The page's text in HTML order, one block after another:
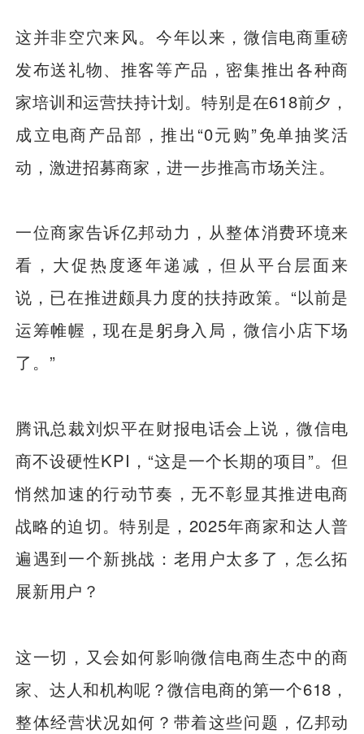
这并非空穴来风。今年以来，微信电商重磅
发布送礼物、推客等产品，密集推出各种商
家培训和运营扶持计划。特别是在618前夕，
成立电商产品部，推出“0元购”免单抽奖活
动，激进招募商家，进一步推高市场关注。
一位商家告诉亿邦动力，从整体消费环境来
看，大促热度逐年递减，但从平台层面来
说，已在推进颇具力度的扶持政策。“以前是
运筹帷幄，现在是躬身入局，微信小店下场
了。”
腾讯总裁刘炽平在财报电话会上说，微信电
商不设硬性KPI，“这是一个长期的项目”。但
悄然加速的行动节奏，无不彰显其推进电商
战略的迫切。特别是，2025年商家和达人普
遍遇到一个新挑战：老用户太多了，怎么拓
展新用户？
这一切，又会如何影响微信电商生态中的商
家、达人和机构呢？微信电商的第一个618，
整体经营状况如何？带着这些问题，亿邦动